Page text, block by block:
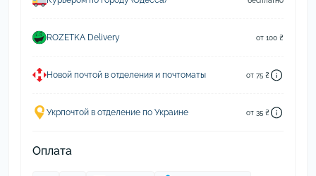
ROZETKA Delivery от 100 ₴
Новой почтой в отделения и почтоматы от 75 ₴
Укрпочтой в отделение по Украине от 35 ₴
Оплата